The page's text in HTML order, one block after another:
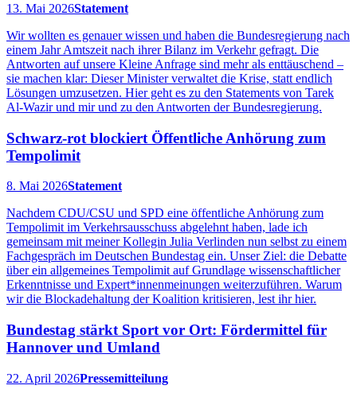
13. Mai 2026Statement
Wir wollten es genauer wissen und haben die Bundesregierung nach
einem Jahr Amtszeit nach ihrer Bilanz im Verkehr gefragt. Die
Antworten auf unsere Kleine Anfrage sind mehr als enttäuschend –
sie machen klar: Dieser Minister verwaltet die Krise, statt endlich
Lösungen umzusetzen. Hier geht es zu den Statements von Tarek
Al-Wazir und mir und zu den Antworten der Bundesregierung.
Schwarz-rot blockiert Öffentliche Anhörung zum
Tempolimit
8. Mai 2026Statement
Nachdem CDU/CSU und SPD eine öffentliche Anhörung zum
Tempolimit im Verkehrsausschuss abgelehnt haben, lade ich
gemeinsam mit meiner Kollegin Julia Verlinden nun selbst zu einem
Fachgespräch im Deutschen Bundestag ein. Unser Ziel: die Debatte
über ein allgemeines Tempolimit auf Grundlage wissenschaftlicher
Erkenntnisse und Expert*innenmeinungen weiterzuführen. Warum
wir die Blockadehaltung der Koalition kritisieren, lest ihr hier.
Bundestag stärkt Sport vor Ort: Fördermittel für
Hannover und Umland
22. April 2026Pressemitteilung